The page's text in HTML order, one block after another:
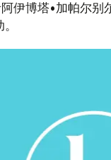
伊博塔•加帕尔